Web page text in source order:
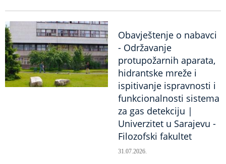
Obavještenje o nabavci
- Održavanje
protupožarnih aparata,
hidrantske mreže i
ispitivanje ispravnosti i
funkcionalnosti sistema
za gas detekciju |
Univerzitet u Sarajevu -
Filozofski fakultet
31.07.2026.